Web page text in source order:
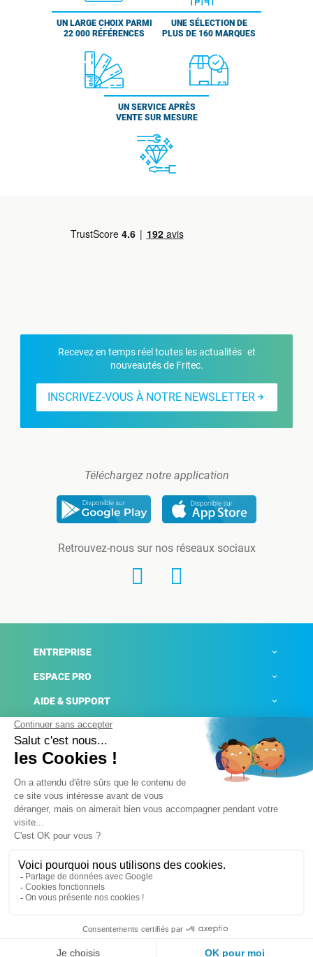
UN LARGE CHOIX PARMI
22 000 RÉFÉRENCES
UNE SÉLECTION DE
PLUS DE 160 MARQUES
UN SERVICE APRÈS
VENTE SUR MESURE
Recevez en temps réel toutes les actualités et
nouveautés de Fritec.
INSCRIVEZ-VOUS À NOTRE NEWSLETTER
Téléchargez notre application
Retrouvez-nous sur nos réseaux sociaux
ENTREPRISE
ESPACE PRO
AIDE & SUPPORT
ACTUALITÉS
Mentions légales
Conditions générales de ventes
Plateforme de signalement